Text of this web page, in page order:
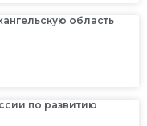
область
по развитию